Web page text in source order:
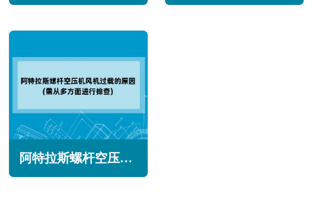
阿特拉斯螺杆空压机风机过载的主要原因(需从多方面进行排查)